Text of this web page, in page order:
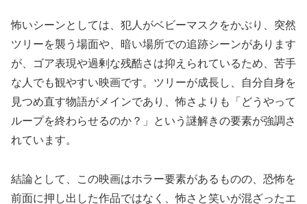
怖いシーンとしては、犯人がベビーマスクをかぶり、突然
ツリーを襲う場面や、暗い場所での追跡シーンがあります
が、ゴア表現や過剰な残酷さは抑えられているため、苦手
な人でも観やすい映画です。ツリーが成長し、自分自身を
見つめ直す物語がメインであり、怖さよりも「どうやって
ループを終わらせるのか？」という謎解きの要素が強調さ
れています。
結論として、この映画はホラー要素があるものの、恐怖を
前面に押し出した作品ではなく、怖さと笑いが混ざったエ